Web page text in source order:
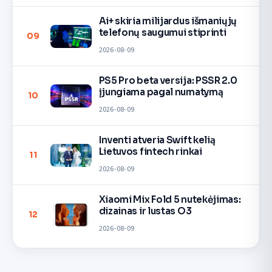
09
Ai+ skiria milijardus išmaniųjų
telefonų saugumui stiprinti
2026-08-09
10
PS5 Pro beta versija: PSSR 2.0
įjungiama pagal numatymą
2026-08-09
11
Inventi atveria Swift kelią
Lietuvos fintech rinkai
2026-08-09
12
Xiaomi Mix Fold 5 nutekėjimas:
dizainas ir lustas O3
2026-08-09